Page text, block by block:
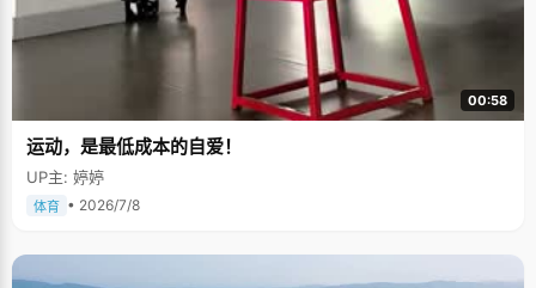
00:58
运动，是最低成本的自爱！
UP主: 婷婷
体育 • 2026/7/8